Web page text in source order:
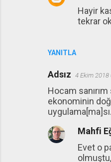
YANITLA
Hayir
tekrar
Adsız 4 Ekim 2018
Hocam
ekonominin
Mahfi
Evet o